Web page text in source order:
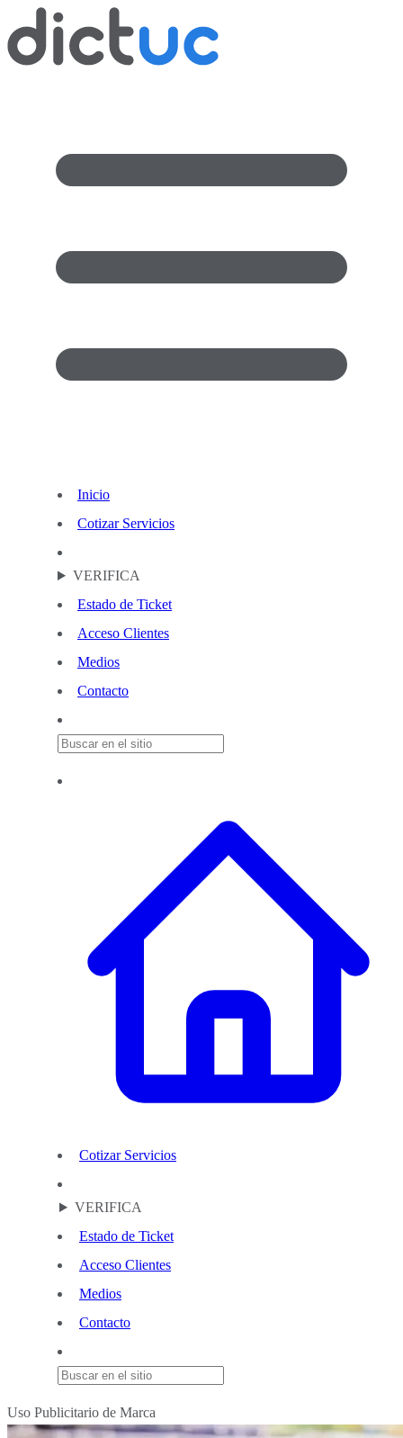
Inicio
Cotizar Servicios
VERIFICA
Estado de Ticket
Acceso Clientes
Medios
Contacto
Cotizar Servicios
VERIFICA
Estado de Ticket
Acceso Clientes
Medios
Contacto
Uso Publicitario de Marca